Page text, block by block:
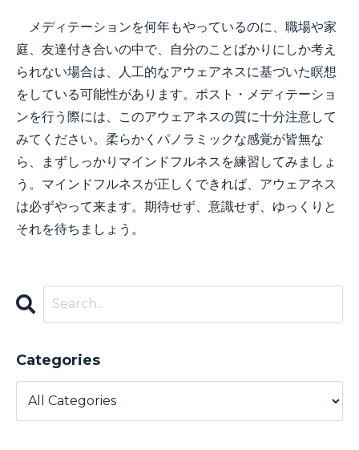
メディテーションを何年もやっているのに、職場や家
庭、友達付き合いの中で、自分のことばかりにしか考え
られない場合は、人工的なアウェアネスに基づいた瞑想
をしている可能性があります。ポスト・メディテーショ
ンを行う際には、このアウェアネスの質に十分注意して
みてください。柔らかくパノラミックな感覚が皆無な
ら、まずしっかりマインドフルネスを練習してみましょ
う。マインドフルネスが正しくできれば、アウェアネス
は必ずやって来ます。期待せず、意識せず、ゆっくりと
それを待ちましょう。
Categories